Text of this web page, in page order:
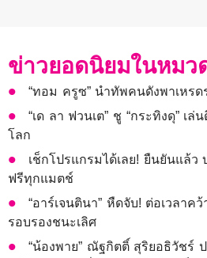
ข่าวยอดนิยมในหมว
“ทอม ครูซ” นำทัพคนดังพาเหร
“เด ลา ฟวนเต” ชู “กระทิงดุ” เ
โลก
เช็กโปรแกรมได้เลย! ยืนยันแล้ว
ฟรีทุกแมตช์
“อาร์เจนตินา” หืดจับ! ต่อเวลาค
รอบรองชนะเลิศ
“น้องพาย” ณัฐกิตติ์ สุริยอธิวัชร์